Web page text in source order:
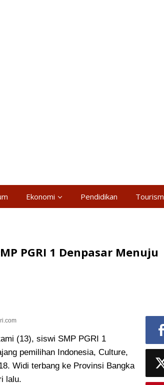
Ekonomi Pendidikan Tourism
PGRI 1 Denpasar Menuju
(13), siswi SMP PGRI 1
pemilihan Indonesia, Culture,
. Widi terbang ke Provinsi Bangka
lalu.